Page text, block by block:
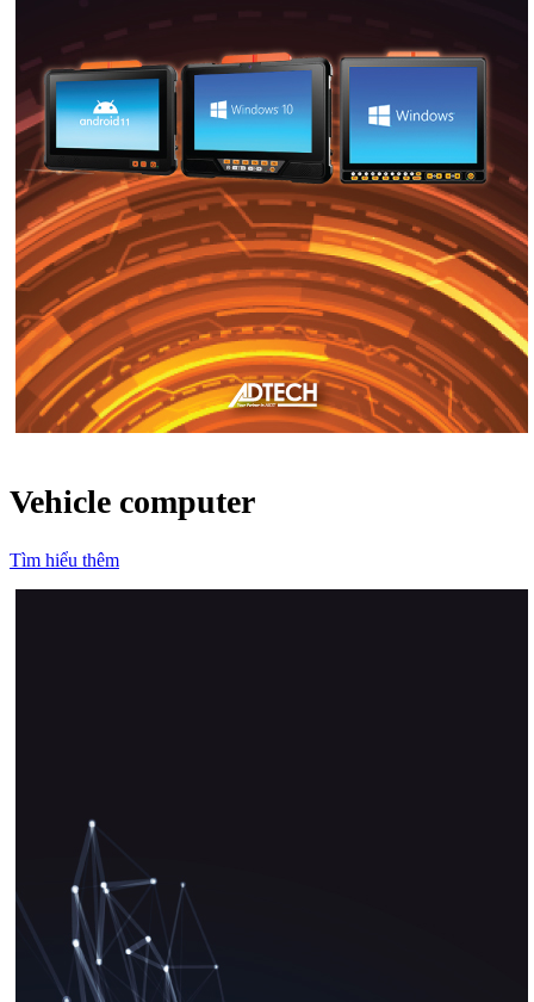
Vehicle computer
Tìm hiểu thêm